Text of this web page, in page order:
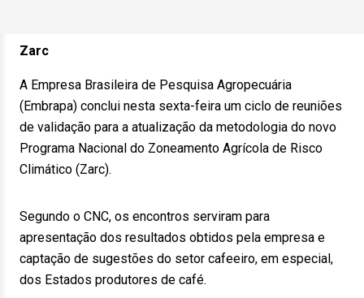
Zarc
A Empresa Brasileira de Pesquisa Agropecuária
(Embrapa) conclui nesta sexta-feira um ciclo de reuniões
de validação para a atualização da metodologia do novo
Programa Nacional do Zoneamento Agrícola de Risco
Climático (Zarc).
Segundo o CNC, os encontros serviram para
apresentação dos resultados obtidos pela empresa e
captação de sugestões do setor cafeeiro, em especial,
dos Estados produtores de café.